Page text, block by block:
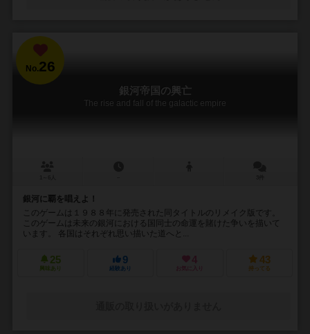
No.26
銀河帝国の興亡
The rise and fall of the galactic empire
銀河に覇を唱えよ！
このゲームは１９８８年に発売された同タイトルのリメイク版です。
このゲームは未来の銀河における国同士の命運を賭けた争いを描いて
います。 各国はそれぞれ思い描いた道へと...
25
興味あり
9
経験あり
4
お気に入り
43
持ってる